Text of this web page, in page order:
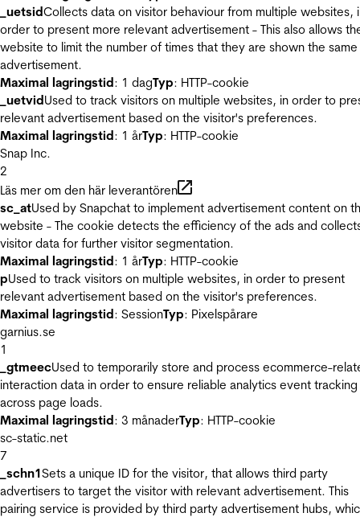
_uetsidCollects data on visitor behaviour from multiple websites,
order to present more relevant advertisement - This also allows
website to limit the number of times that they are shown the same
advertisement.
Maximal lagringstid: 1 dagTyp: HTTP-cookie
_uetvidUsed to track visitors on multiple websites, in order to
relevant advertisement based on the visitor's preferences.
Maximal lagringstid: 1 årTyp: HTTP-cookie
Snap Inc.
2
Läs mer om den här leverantören
sc_atUsed by Snapchat to implement advertisement content on
website - The cookie detects the efficiency of the ads and
visitor data for further visitor segmentation.
Maximal lagringstid: 1 årTyp: HTTP-cookie
pUsed to track visitors on multiple websites, in order to present
relevant advertisement based on the visitor's preferences.
Maximal lagringstid: SessionTyp: Pixelspårare
garnius.se
1
_gtmeecUsed to temporarily store and process ecommerce-
interaction data in order to ensure reliable analytics event tracking
across page loads.
Maximal lagringstid: 3 månaderTyp: HTTP-cookie
sc-static.net
7
_schn1Sets a unique ID for the visitor, that allows third party
advertisers to target the visitor with relevant advertisement. This
pairing service is provided by third party advertisement hubs,